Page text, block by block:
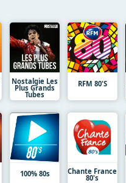
Nostalgie Les
Plus Grands
Tubes
RFM 80'S
100% 80s Chante France
80's